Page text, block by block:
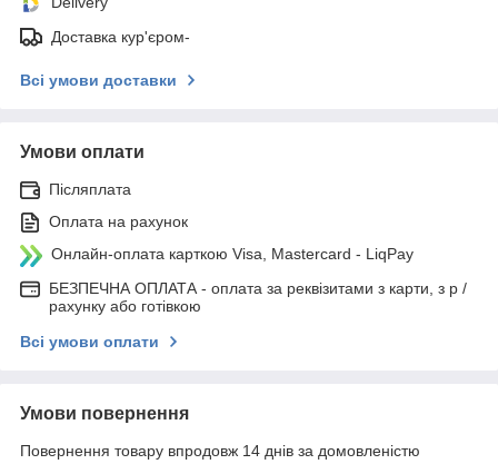
Доставка кур'єром-
Всі умови доставки
Умови оплати
Післяплата
Оплата на рахунок
Онлайн-оплата карткою Visa, Mastercard - LiqPay
БЕЗПЕЧНА ОПЛАТА - оплата за реквізитами з карти, з р /
рахунку або готівкою
Всі умови оплати
Умови повернення
Повернення товару впродовж 14 днів за домовленістю